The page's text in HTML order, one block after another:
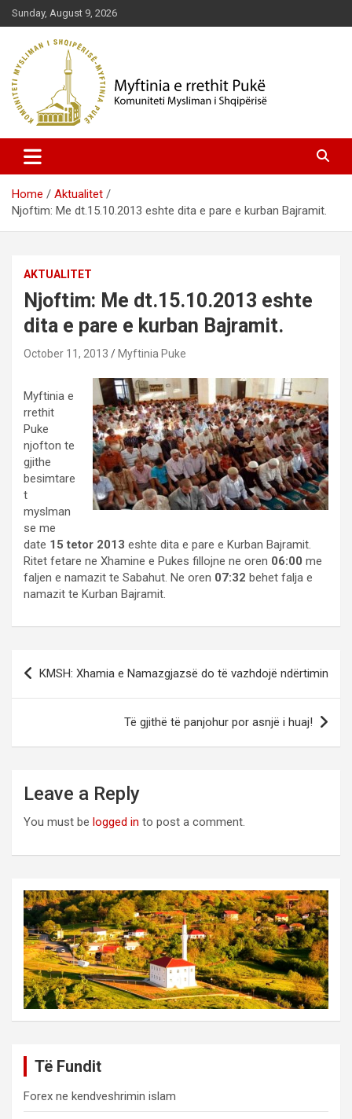
Skip
to
content
Sunday, August 9, 2026
Myftinia Pukë | Faqja Zyrtare
Home
Aktualitet
Njoftim: Me dt.15.10.2013 eshte dita e pare e kurban Bajramit.
AKTUALITET
Njoftim: Me dt.15.10.2013 eshte
dita e pare e kurban Bajramit.
October 11, 2013 Myftinia Puke
Myftinia e
rrethit
Puke
njofton te
gjithe
besimtare
t
myslman
se me
date 15 tetor 2013 eshte dita e pare e Kurban Bajramit.
Ritet fetare ne Xhamine e Pukes fillojne ne oren 06:00 me
faljen e namazit te Sabahut. Ne oren 07:32 behet falja e
namazit te Kurban Bajramit.
Post
navigation
KMSH: Xhamia e Namazgjazsë do të vazhdojë ndërtimin
Të gjithë të panjohur por asnjë i huaj!
Leave a Reply
You must be logged in to post a comment.
Të Fundit
Forex ne kendveshrimin islam